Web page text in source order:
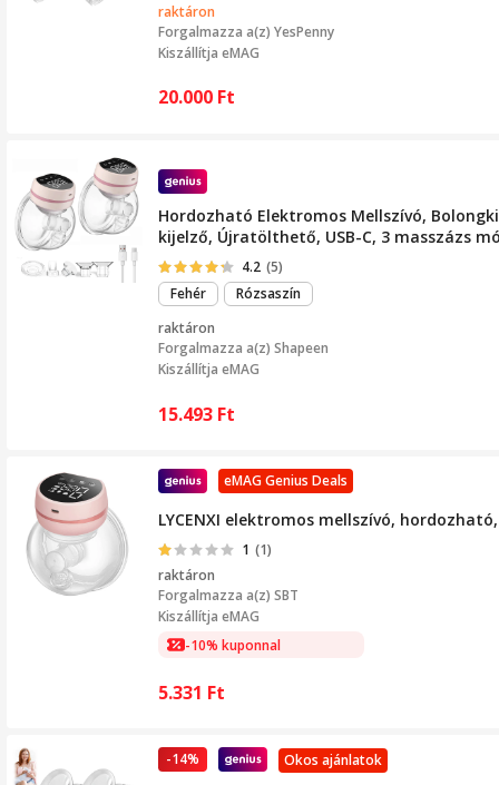
raktáron
Forgalmazza a(z) YesPenny
Kiszállítja eMAG
20.000 Ft
Hordozható Elektromos Mellszívó,
kijelző, Újratölthető, USB-C, 3 masszázs
4.2 (5)
Fehér
Rózsaszín
raktáron
Forgalmazza a(z) Shapeen
Kiszállítja eMAG
15.493 Ft
eMAG Genius Deals
LYCENXI elektromos mellszívó,
1 (1)
raktáron
Forgalmazza a(z) SBT
Kiszállítja eMAG
-10% kuponnal
5.331 Ft
Okos ajánlatok
-14%